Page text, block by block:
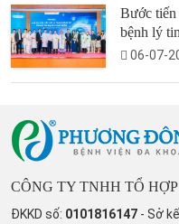
Bước tiến
bệnh lý
06-07-
CÔNG TY TNHH TỔ
ĐKKD số: 0101816147 - Sở